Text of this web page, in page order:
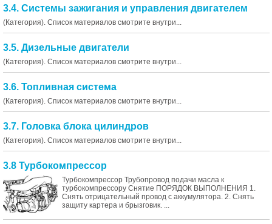
3.4. Системы зажигания и управления двигателем
(Категория). Список материалов смотрите внутри...
3.5. Дизельные двигатели
(Категория). Список материалов смотрите внутри...
3.6. Топливная система
(Категория). Список материалов смотрите внутри...
3.7. Головка блока цилиндров
(Категория). Список материалов смотрите внутри...
3.8 Турбокомпрессор
Турбокомпрессор Трубопровод подачи масла к
турбокомпрессору Снятие ПОРЯДОК ВЫПОЛНЕНИЯ 1.
Снять отрицательный провод с аккумулятора. 2. Снять
защиту картера и брызговик. ...